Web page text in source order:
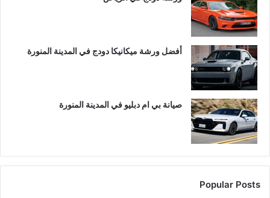
أفضل ورشة ميكانيكا دودج في المدينة المنورة
صيانة بي ام دبليو في المدينة المنورة
Popular Posts